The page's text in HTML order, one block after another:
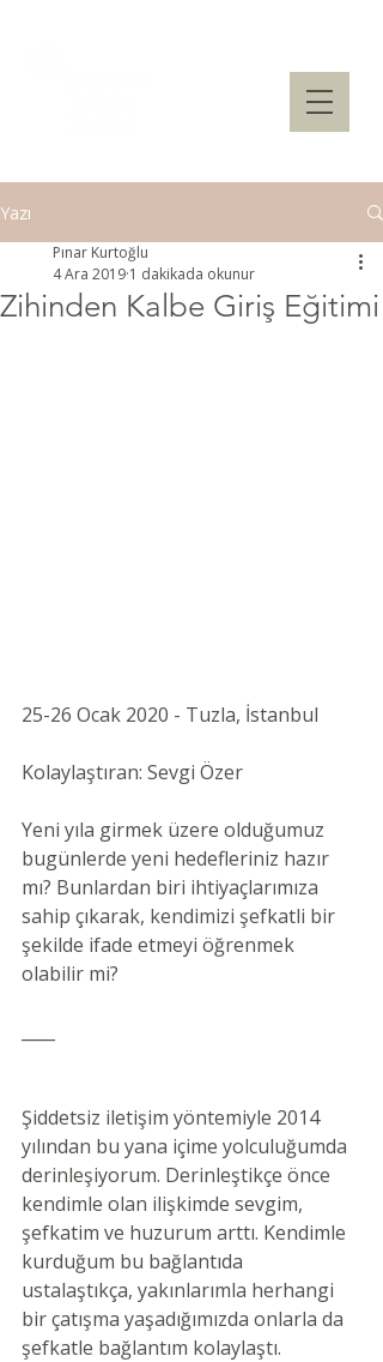
Yazı
Zihinden Kalbe Giriş Eğitimi
Pınar Kurtoğlu
4 Ara 2019 1 dakikada okunur
25-26 Ocak 2020 - Tuzla, İstanbul
Kolaylaştıran: Sevgi Özer
Yeni yıla girmek üzere olduğumuz
bugünlerde yeni hedefleriniz hazır
mı? Bunlardan biri ihtiyaçlarımıza
sahip çıkarak, kendimizi şefkatli bir
şekilde ifade etmeyi öğrenmek
olabilir mi?
Şiddetsiz iletişim yöntemiyle 2014
yılından bu yana içime yolculuğumda
derinleşiyorum. Derinleştikçe önce
kendimle olan ilişkimde sevgim,
şefkatim ve huzurum arttı. Kendimle
kurduğum bu bağlantıda
ustalaştıkça, yakınlarımla herhangi
bir çatışma yaşadığımızda onlarla da
şefkatle bağlantım kolaylaştı.